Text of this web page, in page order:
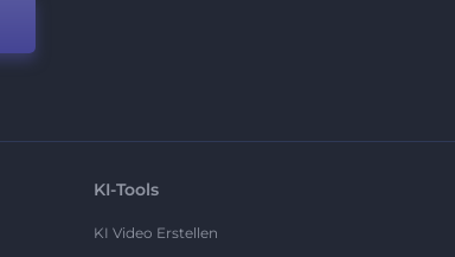
KI-Tools
KI Video Erstellen